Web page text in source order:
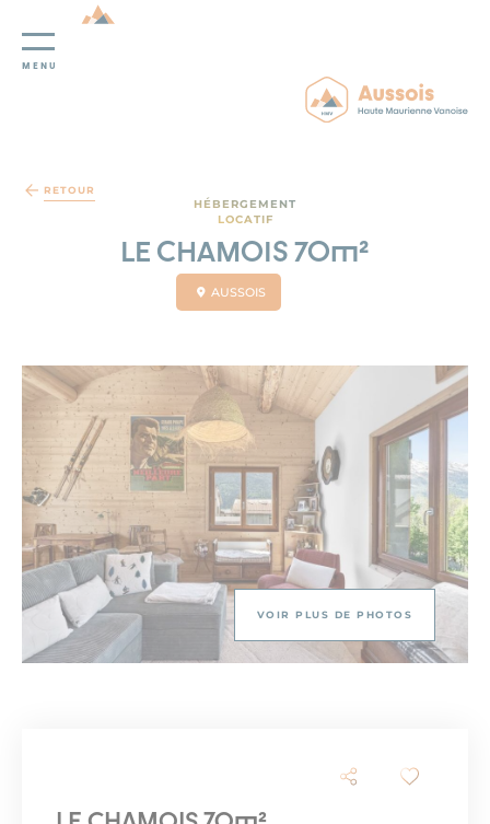
MENU
RETOUR
HÉBERGEMENT
LOCATIF
LE CHAMOIS 70m²
AUSSOIS
VOIR PLUS DE PHOTOS